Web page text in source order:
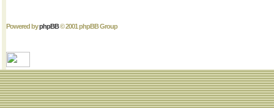
Powered byphpBB© 2001 phpBB Group